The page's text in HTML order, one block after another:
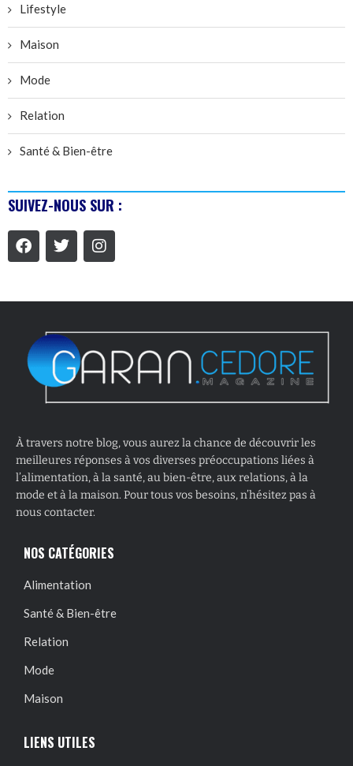
Lifestyle
Maison
Mode
Relation
Santé & Bien-être
SUIVEZ-NOUS SUR :
À travers notre blog, vous aurez la chance de découvrir les
meilleures réponses à vos diverses préoccupations liées à
l’alimentation, à la santé, au bien-être, aux relations, à la
mode et à la maison. Pour tous vos besoins, n’hésitez pas à
nous contacter.
NOS CATÉGORIES
Alimentation
Santé & Bien-être
Relation
Mode
Maison
LIENS UTILES